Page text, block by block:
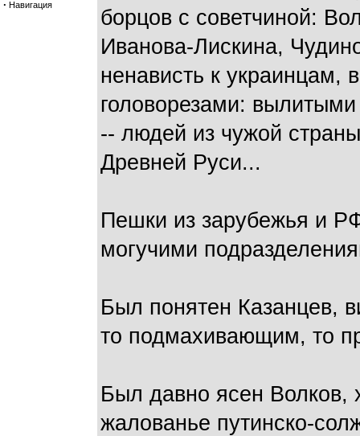
· Навигация
борцов с советчиной:
Иванова-Лискина,
ненависть к украинцам,
головорезами:
-- людей из чужой
Древней Руси...
Пешки из зарубежья и
могучими
Был понятен Казанцев,
то подмахивающим, то
Был давно ясен
жалованье путинско-